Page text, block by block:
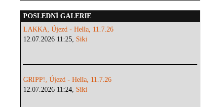
POSLEDNÍ GALERIE
LAKKA, Újezd - Hella, 11.7.26
12.07.2026 11:25, Siki
GRIPP!, Újezd - Hella, 11.7.26
12.07.2026 11:24, Siki